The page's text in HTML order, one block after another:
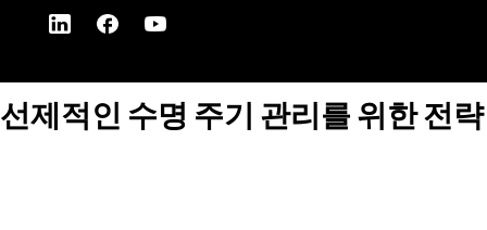
선제적인 수명 주기 관리를 위한 전략